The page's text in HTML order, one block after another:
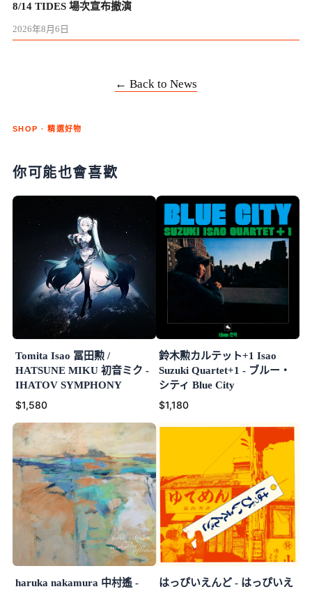
8/14 TIDES 場次宣布撤演
2026年8月6日
← Back to News
SHOP · 精選好物
你可能也會喜歡
Tomita Isao 冨田勲 /
HATSUNE MIKU 初音ミク -
IHATOV SYMPHONY
$1,580
鈴木勲カルテット+1 Isao
Suzuki Quartet+1 - ブルー・
シティ Blue City
$1,180
haruka nakamura 中村遙 -
はっぴいえんど - はっぴいえ